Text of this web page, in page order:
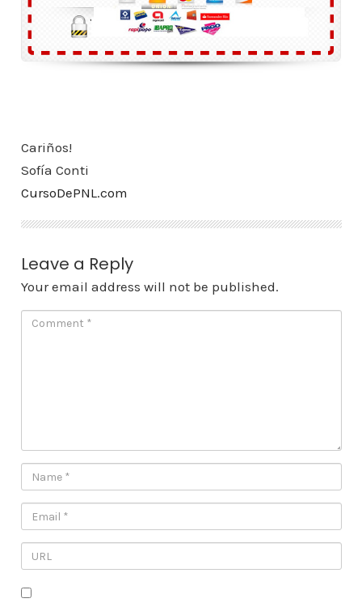
Cariños!
Sofía Conti
CursoDePNL.com
Leave a Reply
Your email address will not be published.